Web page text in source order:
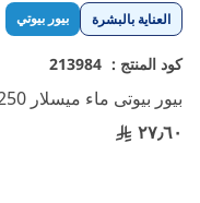
العناية بالبشرة بيور بيوتي
كود المنتج : 213984
بيور بيوتى ماء ميسلار 250 مل
٢٧٫٦٠
تخطي
إلى
بداية
معرض
الصور